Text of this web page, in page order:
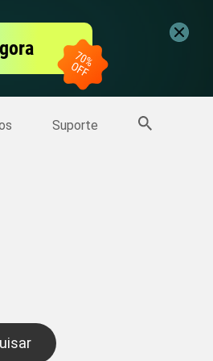
Suporte
Produtos